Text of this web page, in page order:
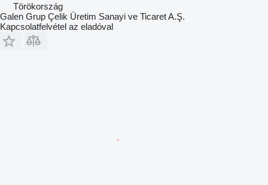
Törökország
Galen Grup Çelik Üretim Sanayi ve Ticaret A.Ş.
Kapcsolatfelvétel az eladóval